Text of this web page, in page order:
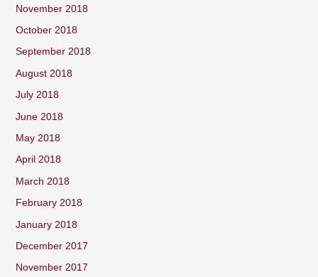
November 2018
October 2018
September 2018
August 2018
July 2018
June 2018
May 2018
April 2018
March 2018
February 2018
January 2018
December 2017
November 2017